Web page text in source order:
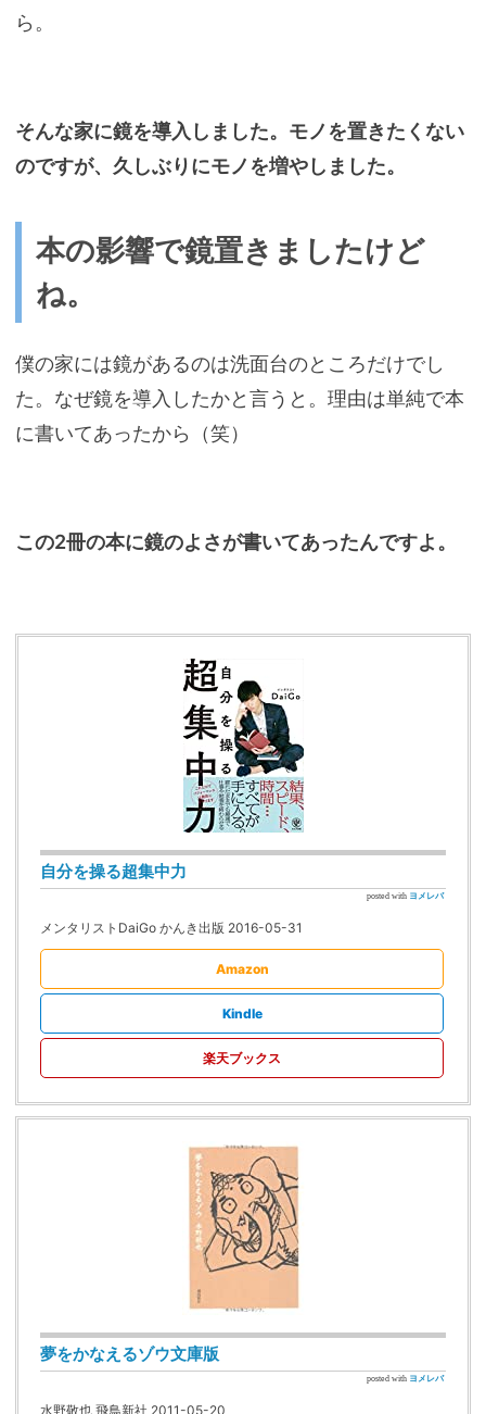
ら。
そんな家に鏡を導入しました。モノを置きたくない
のですが、久しぶりにモノを増やしました。
本の影響で鏡置きましたけど
ね。
僕の家には鏡があるのは洗面台のところだけでし
た。なぜ鏡を導入したかと言うと。理由は単純で本
に書いてあったから（笑）
この2冊の本に鏡のよさが書いてあったんですよ。
自分を操る超集中力
posted with ヨメレバ
メンタリストDaiGo かんき出版 2016-05-31
Amazon
Kindle
楽天ブックス
夢をかなえるゾウ文庫版
posted with ヨメレバ
水野敬也 飛鳥新社 2011-05-20